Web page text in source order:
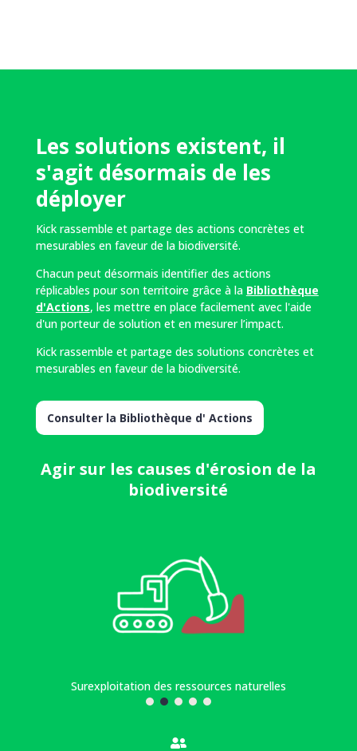
Les solutions existent, il
s'agit désormais de les
déployer
Kick rassemble et partage des actions concrètes et
mesurables en faveur de la biodiversité.
Chacun peut désormais identifier des actions
réplicables pour son territoire grâce à la Bibliothèque
d'Actions, les mettre en place facilement avec l'aide
d'un porteur de solution et en mesurer l’impact.
Kick rassemble et partage des solutions concrètes et
mesurables en faveur de la biodiversité.
Consulter la Bibliothèque d' Actions
Agir sur les causes d'érosion de la
biodiversité
Surexploitation des ressources naturelles
